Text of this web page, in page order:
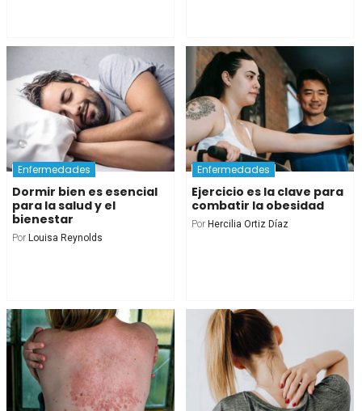
Enfermedades
Dormir bien es esencial
para la salud y el
bienestar
Por Louisa Reynolds
Enfermedades
Ejercicio es la clave para
combatir la obesidad
Por Hercilia Ortiz Díaz